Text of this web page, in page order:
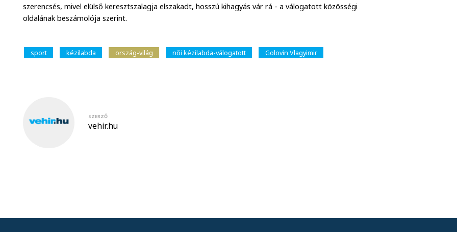
szerencsés, mivel elülső keresztszalagja elszakadt, hosszú kihagyás vár rá - a válogatott közösségi
oldalának beszámolója szerint.
sport kézilabda ország-világ női kézilabda-válogatott Golovin Vlagyimir
SZERZŐ
vehir.hu